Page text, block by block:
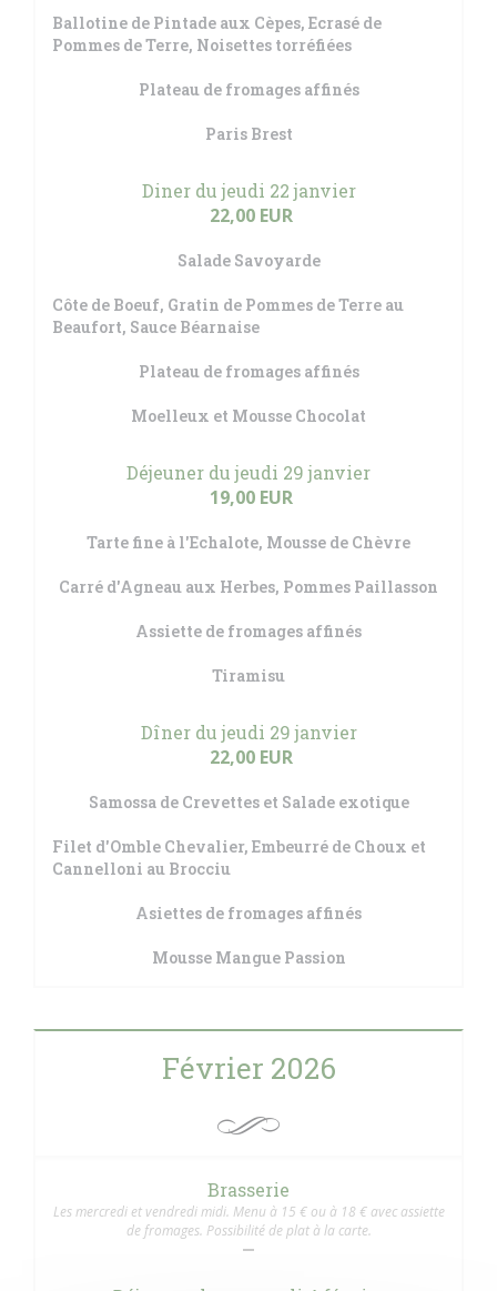
Ballotine de Pintade aux Cèpes, Ecrasé de
Pommes de Terre, Noisettes torréfiées
Plateau de fromages affinés
Paris Brest
Diner du jeudi 22 janvier
22,00 EUR
Salade Savoyarde
Côte de Boeuf, Gratin de Pommes de Terre au
Beaufort, Sauce Béarnaise
Plateau de fromages affinés
Moelleux et Mousse Chocolat
Déjeuner du jeudi 29 janvier
19,00 EUR
Tarte fine à l'Echalote, Mousse de Chèvre
Carré d'Agneau aux Herbes, Pommes Paillasson
Assiette de fromages affinés
Tiramisu
Dîner du jeudi 29 janvier
22,00 EUR
Samossa de Crevettes et Salade exotique
Filet d'Omble Chevalier, Embeurré de Choux et
Cannelloni au Brocciu
Asiettes de fromages affinés
Mousse Mangue Passion
Février 2026
Brasserie
Les mercredi et vendredi midi. Menu à 15 € ou à 18 € avec assiette
de fromages. Possibilité de plat à la carte.